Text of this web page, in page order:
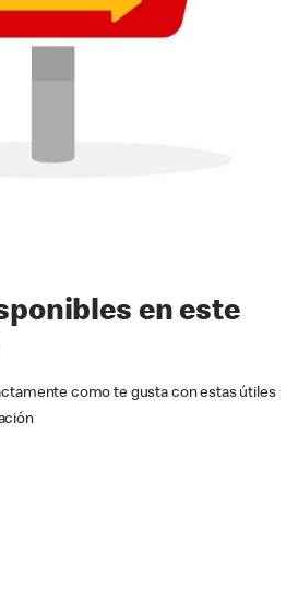
en este
como te gusta con estas útiles